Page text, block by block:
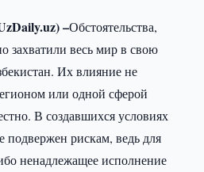
–Обстоятельства,
захватили весь мир в свою
Их влияние не
или одной сферой
В создавшихся условиях
подвержен рискам, ведь для
ненадлежащее исполнение